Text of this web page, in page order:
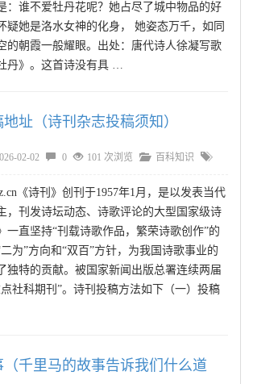
：谁不爱牡丹花呢？她占尽了城中物品的好
疑她是洛水女神的化身， 她姿态万千，如同
的朝霞一般耀眼。出处：唐代诗人徐凝写歌
丹》。这首诗没有具 …
址（诗刊杂志投稿须知）
02-02 0 101 次浏览 百科知识
《诗刊》创刊于1957年1月，是以发表当代
，刊发诗坛动态、诗歌评论的大型国家级诗
一直坚持“刊载诗歌作品，繁荣诗歌创作”的
为”方向和“双百”方针，为我国诗歌事业的
独特的贡献。被国家新闻出版总署连续两届
社科期刊”。诗刊投稿方法如下（一）投稿
千里马的故事告诉我们什么道